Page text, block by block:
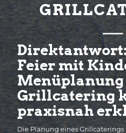
Feier mit
Menüplanung
Grillcatering
praxisnah
Die Planung eines